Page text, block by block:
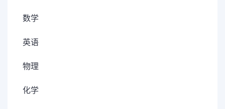
数学
英语
物理
化学